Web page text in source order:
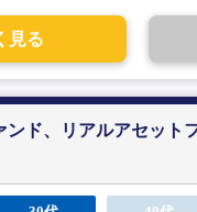
見る
ンド、リアルアセッ